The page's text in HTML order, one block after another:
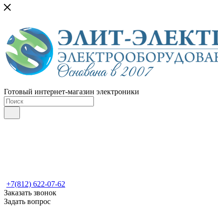
Готовый интернет-магазин электроники
+7(812) 622-07-62
Заказать звонок
Задать вопрос